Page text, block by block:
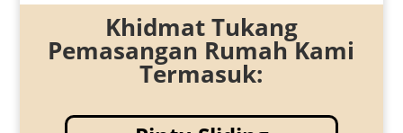
Khidmat Tukang
Pemasangan Rumah Kami
Termasuk: